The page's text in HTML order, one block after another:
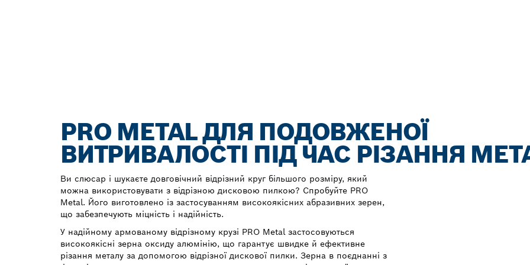
PRO METAL ДЛЯ ПОДОВЖЕНОЇ
ВИТРИВАЛОСТІ ПІД ЧАС РІЗАННЯ
Ви слюсар і шукаєте довговічний відрізний круг більшого розміру, який
можна використовувати з відрізною дисковою пилкою? Спробуйте PRO
Metal. Його виготовлено із застосуванням високоякісних абразивних зерен,
що забезпечують міцність і надійність.
У надійному армованому відрізному крузі PRO Metal застосовуються
високоякісні зерна оксиду алюмінію, що гарантує швидке й ефективне
різання металу за допомогою відрізної дискової пилки. Зерна в поєднанні з